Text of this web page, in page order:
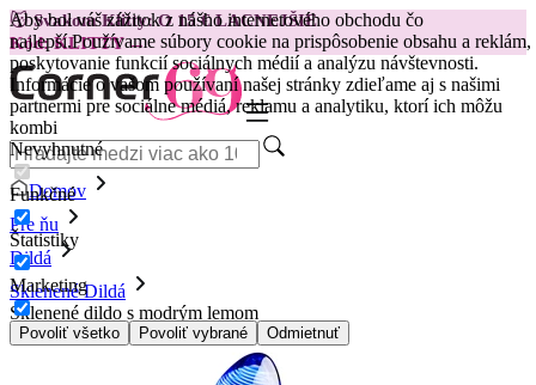
Aby bol váš zážitok z nášho internetového obchodu čo
najlepší.Používame súbory cookie na prispôsobenie obsahu a reklám,
poskytovanie funkcií sociálnych médií a analýzu návštevnosti.
Informácie o vašom používaní našej stránky zdieľame aj s našimi
partnermi pre sociálne médiá, reklamu a analytiku, ktorí ich môžu
kombi
Nevyhnutné
Funkčné
Štatistiky
Marketing
Povoliť všetko Povoliť vybrané Odmietnuť
😽Svakom Klitty: O 15 € LACNEJŠIE
Kód: KLITTY →
Domov
Pre ňu
Dildá
Sklenené Dildá
Sklenené dildo s modrým lemom